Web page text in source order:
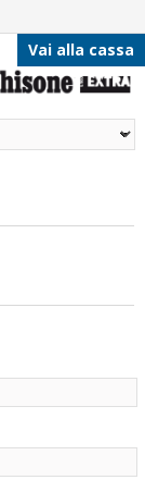
Vai alla cassa